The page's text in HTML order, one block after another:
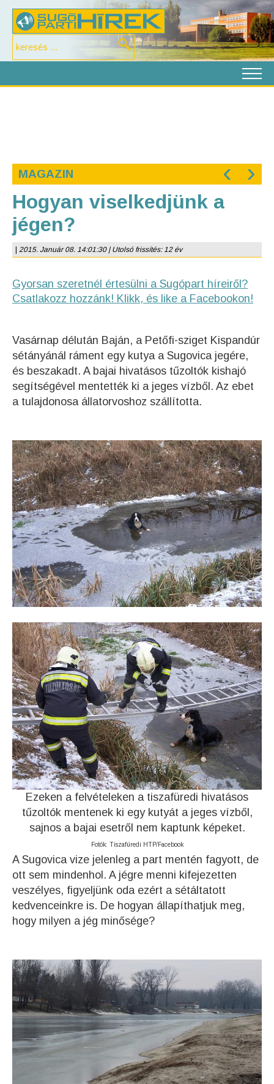
MAGAZIN ‹ ›
Hogyan viselkedjünk a
jégen?
2015. Január 08. 14:01:30 | Utolsó frissítés: 12 év
Gyorsan szeretnél értesülni a Sugópart híreiről?
Csatlakozz hozzánk! Klikk, és like a Facebookon!
Vasárnap délután Baján, a Petőfi-sziget Kispandúr
sétányánál ráment egy kutya a Sugovica jegére,
és beszakadt. A bajai hivatásos tűzoltók kishajó
segítségével mentették ki a jeges vízből. Az ebet
a tulajdonosa állatorvoshoz szállította.
Ezeken a felvételeken a tiszafüredi hivatásos
tűzoltók mentenek ki egy kutyát a jeges vízből,
sajnos a bajai esetről nem kaptunk képeket.
Fotók: Tiszafüredi HTP/Facebook
A Sugovica vize jelenleg a part mentén fagyott, de
ott sem mindenhol. A jégre menni kifejezetten
veszélyes, figyeljünk oda ezért a sétáltatott
kedvenceinkre is. De hogyan állapíthatjuk meg,
hogy milyen a jég minősége?